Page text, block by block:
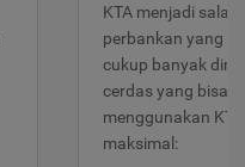
KTA menjadi
perbankan yang
cukup banyak
cerdas yang bisa
menggunakan
maksimal: